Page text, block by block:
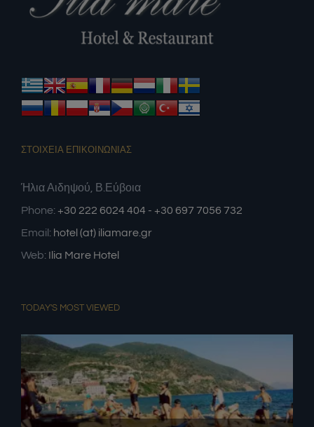
ΣΤΟΙΧΕΙΑ ΕΠΙΚΟΙΝΩΝΙΑΣ
Ήλια Αιδηψού, Β.Εύβοια
Phone: +30 222 6024 404 - +30 697 7056 732
Email: hotel (at) iliamare.gr
Web: Ilia Mare Hotel
TODAY'S MOST VIEWED